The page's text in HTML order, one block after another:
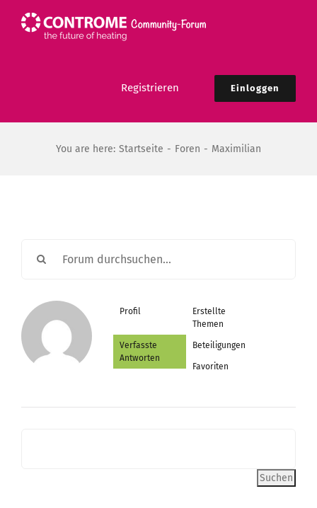
Inhalt
Registrieren Einloggen
You are here: Startseite Foren Maximilian
Profil
Erstellte
Themen
Verfasste
Antworten
Beteiligungen
Favoriten